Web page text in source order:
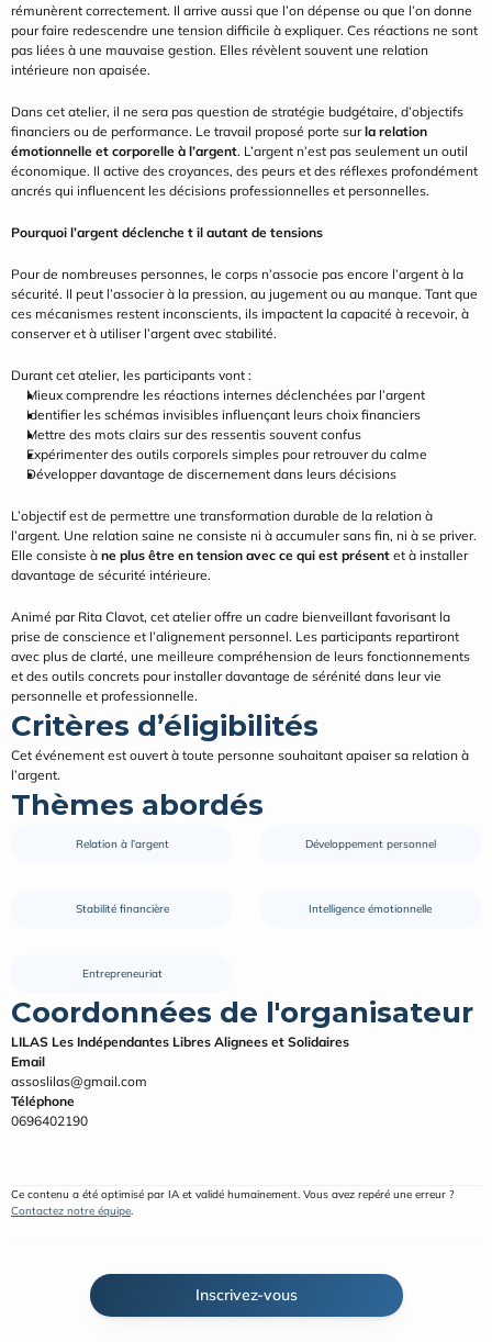
Inscrivez-vous
rémunèrent correctement. Il arrive aussi que l’on dépense ou que l’on donne
pour faire redescendre une tension difficile à expliquer. Ces réactions ne sont
pas liées à une mauvaise gestion. Elles révèlent souvent une relation
intérieure non apaisée.
Dans cet atelier, il ne sera pas question de stratégie budgétaire, d’objectifs
financiers ou de performance. Le travail proposé porte sur la relation
émotionnelle et corporelle à l’argent. L’argent n’est pas seulement un outil
économique. Il active des croyances, des peurs et des réflexes profondément
ancrés qui influencent les décisions professionnelles et personnelles.
Pourquoi l’argent déclenche t il autant de tensions
Pour de nombreuses personnes, le corps n’associe pas encore l’argent à la
sécurité. Il peut l’associer à la pression, au jugement ou au manque. Tant que
ces mécanismes restent inconscients, ils impactent la capacité à recevoir, à
conserver et à utiliser l’argent avec stabilité.
Durant cet atelier, les participants vont :
Mieux comprendre les réactions internes déclenchées par l’argent
Identifier les schémas invisibles influençant leurs choix financiers
Mettre des mots clairs sur des ressentis souvent confus
Expérimenter des outils corporels simples pour retrouver du calme
Développer davantage de discernement dans leurs décisions
L’objectif est de permettre une transformation durable de la relation à
l’argent. Une relation saine ne consiste ni à accumuler sans fin, ni à se priver.
Elle consiste à ne plus être en tension avec ce qui est présent et à installer
davantage de sécurité intérieure.
Animé par Rita Clavot, cet atelier offre un cadre bienveillant favorisant la
prise de conscience et l’alignement personnel. Les participants repartiront
avec plus de clarté, une meilleure compréhension de leurs fonctionnements
et des outils concrets pour installer davantage de sérénité dans leur vie
personnelle et professionnelle.
Critères d’éligibilités
Cet événement est ouvert à toute personne souhaitant apaiser sa relation à
l’argent.
Thèmes abordés
Relation à l’argent Développement personnel
Stabilité financière Intelligence émotionnelle
Entrepreneuriat
Coordonnées de l'organisateur
LILAS Les Indépendantes Libres Alignees et Solidaires
Email
assoslilas@gmail.com
Téléphone
0696402190
Contactez notre équipe.